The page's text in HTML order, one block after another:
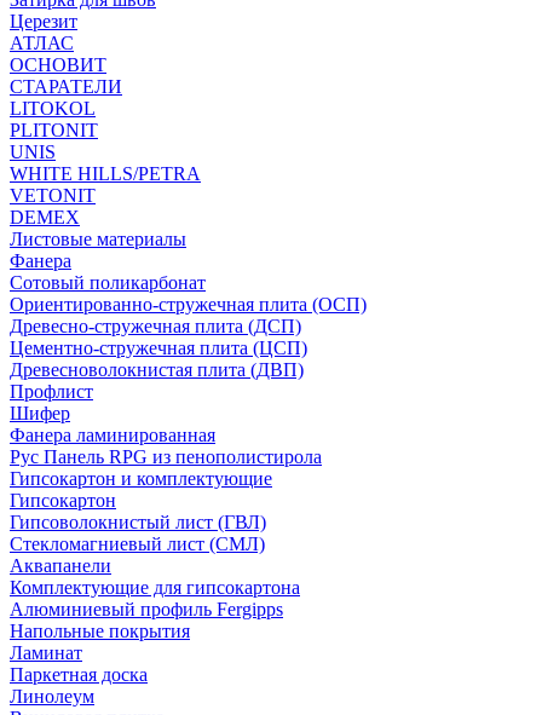
Церезит
АТЛАС
ОСНОВИТ
СТАРАТЕЛИ
LITOKOL
PLITONIT
UNIS
WHITE HILLS/PETRA
VETONIT
DEMEX
Листовые материалы
Фанера
Сотовый поликарбонат
Ориентированно-стружечная плита (ОСП)
Древесно-стружечная плита (ДСП)
Цементно-стружечная плита (ЦСП)
Древесноволокнистая плита (ДВП)
Профлист
Шифер
Фанера ламинированная
Рус Панель RPG из пенополистирола
Гипсокартон и комплектующие
Гипсокартон
Гипсоволокнистый лист (ГВЛ)
Стекломагниевый лист (СМЛ)
Аквапанели
Комплектующие для гипсокартона
Алюминиевый профиль Fergipps
Напольные покрытия
Ламинат
Паркетная доска
Линолеум